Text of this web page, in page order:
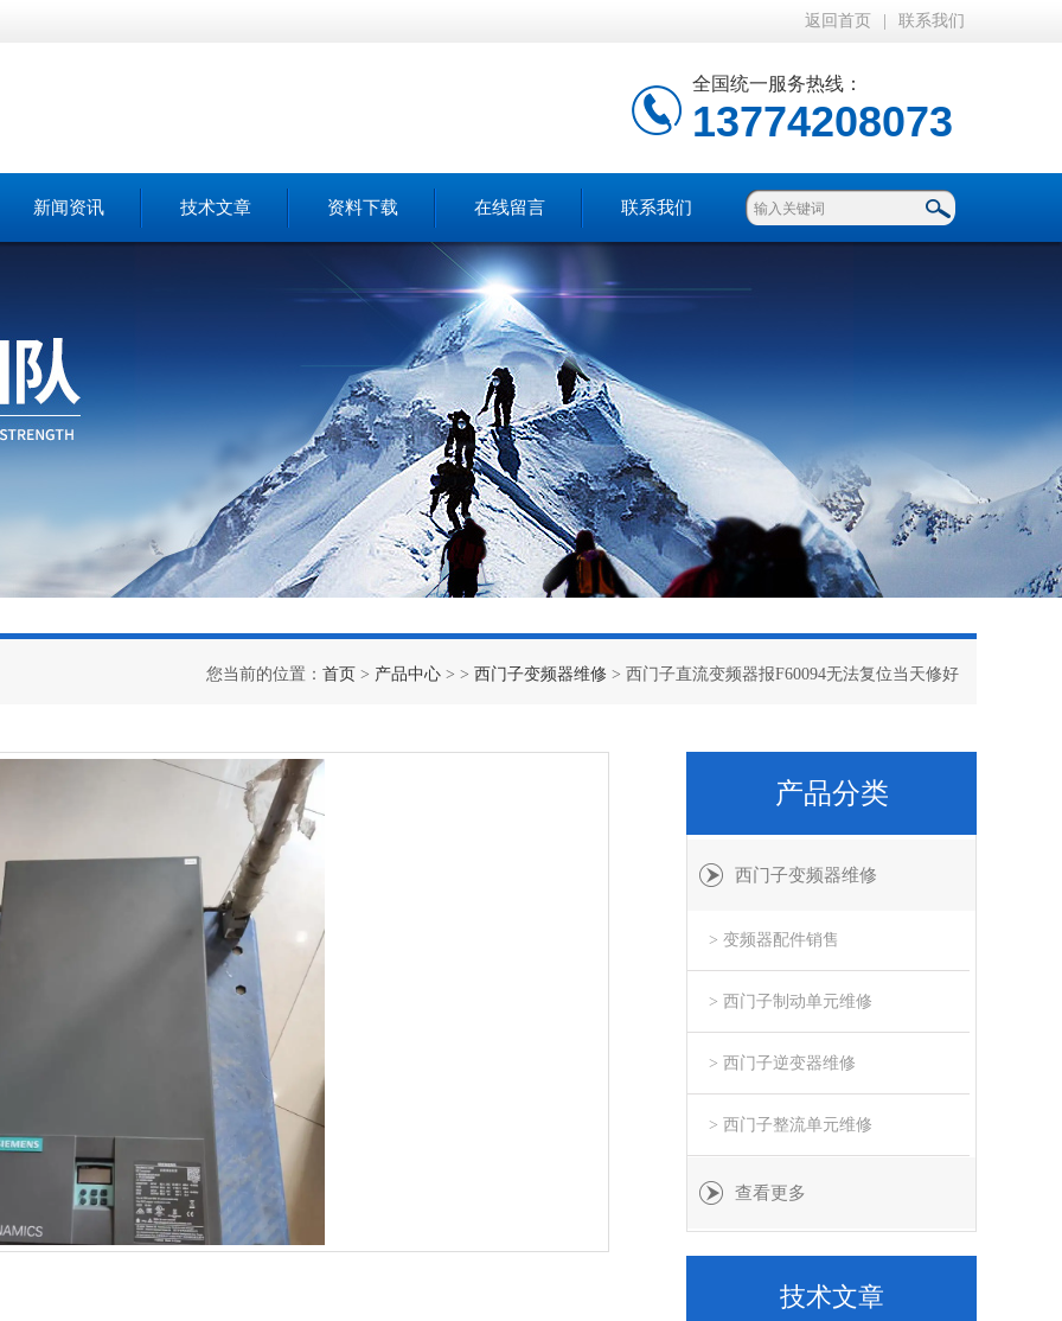
返回首页 联系我们
全国统一服务热线：
13774208073
新闻资讯 技术文章 资料下载 在线留言 联系我们
您当前的位置： 首页 > 产品中心 > > 西门子变频器维修 > 西门子直流变频器报F60094无法复位当天修好
产品分类
西门子变频器维修
> 变频器配件销售
> 西门子制动单元维修
> 西门子逆变器维修
> 西门子整流单元维修
查看更多
技术文章